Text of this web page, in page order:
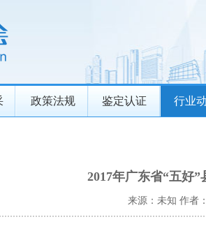
政策法规 鉴定认证 行业
2017年广东省“五好
来源：未知 作者